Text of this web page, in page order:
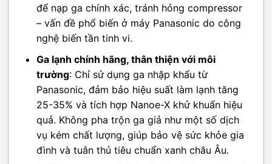
để nạp ga chính xác, tránh hỏng compressor
– vấn đề phổ biến ở máy Panasonic do công
nghệ biến tần tinh vi.
Ga lạnh chính hãng, thân thiện với môi
trường: Chỉ sử dụng ga nhập khẩu từ
Panasonic, đảm bảo hiệu suất làm lạnh tăng
25-35% và tích hợp Nanoe-X khử khuẩn hiệu
quả. Không pha trộn ga giả như một số dịch
vụ kém chất lượng, giúp bảo vệ sức khỏe gia
đình và tuân thủ tiêu chuẩn xanh châu Âu.